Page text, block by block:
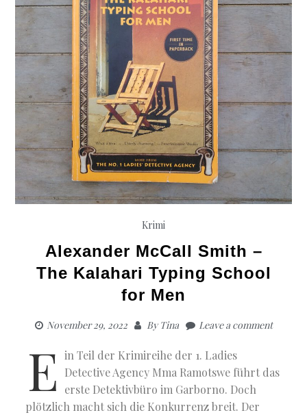
Krimi
Alexander McCall Smith –
The Kalahari Typing School
for Men
November 29, 2022 ByTina Leave a comment
E in Teil der Krimireihe der 1. Ladies
Detective Agency Mma Ramotswe führt das
erste Detektivbüro im Garborno. Doch
plötzlich macht sich die Konkurrenz breit. Der